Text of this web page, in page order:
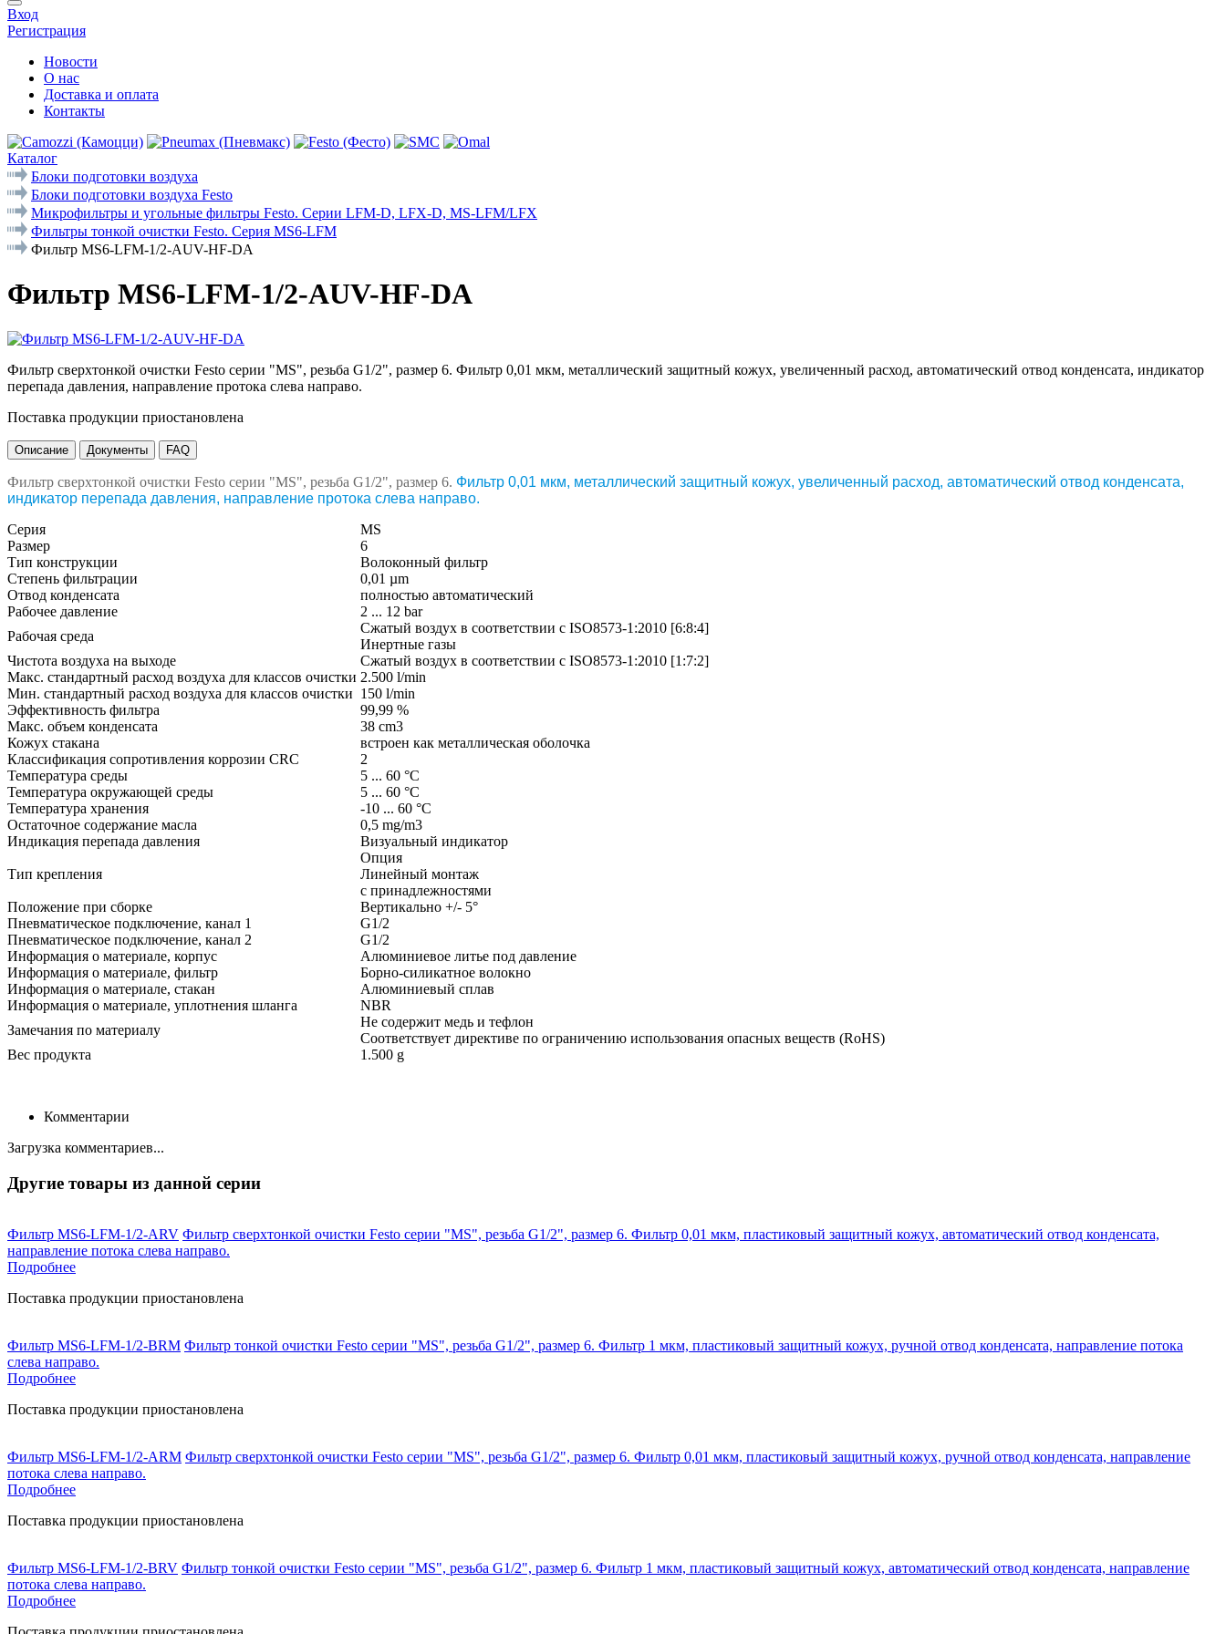
Вход
Регистрация
Новости
О нас
Доставка и оплата
Контакты
Каталог
Блоки подготовки воздуха
Блоки подготовки воздуха Festo
Микрофильтры и угольные фильтры Festo. Cерии LFM-D, LFX-D, MS-LFM/LFX
Фильтры тонкой очистки Festo. Серия MS6-LFM
Фильтр MS6-LFM-1/2-AUV-HF-DA
Фильтр MS6-LFM-1/2-AUV-HF-DA
Фильтр сверхтонкой очистки Festo серии "MS", резьба G1/2", размер 6. Фильтр 0,01 мкм, металлический защитный кожух, увеличенный расход, автоматический отвод конденсата, индикатор
перепада давления, направление протока слева направо.
Поставка продукции приостановлена
Описание Документы FAQ
Фильтр сверхтонкой очистки Festo серии "MS", резьба G1/2", размер 6. Фильтр 0,01 мкм, металлический защитный кожух, увеличенный расход, автоматический отвод конденсата,
индикатор перепада давления, направление протока слева направо.
Серия
MS
Размер
6
Тип конструкции
Волоконный фильтр
Степень фильтрации
0,01 µm
Отвод конденсата
полностью автоматический
Рабочее давление
2 ... 12 bar
Рабочая среда
Сжатый воздух в соответствии с ISO8573-1:2010 [6:8:4]
Инертные газы
Чистота воздуха на выходе
Сжатый воздух в соответствии с ISO8573-1:2010 [1:7:2]
Макс. стандартный расход воздуха для классов очистки 2.500 l/min
Мин. стандартный расход воздуха для классов очистки 150 l/min
Эффективность фильтра
99,99 %
Макс. объем конденсата
38 cm3
Кожух стакана
встроен как металлическая оболочка
Классификация сопротивления коррозии CRC
2
Температура среды
5 ... 60 °C
Температура окружающей среды
5 ... 60 °C
Температура хранения
-10 ... 60 °C
Остаточное содержание масла
0,5 mg/m3
Индикация перепада давления
Визуальный индикатор
Тип крепления
Опция
Линейный монтаж
с принадлежностями
Положение при сборке
Вертикально +/- 5°
Пневматическое подключение, канал 1
G1/2
Пневматическое подключение, канал 2
G1/2
Информация о материале, корпус
Алюминиевое литье под давление
Информация о материале, фильтр
Борно-силикатное волокно
Информация о материале, стакан
Алюминиевый сплав
Информация о материале, уплотнения шланга
NBR
Замечания по материалу
Не содержит медь и тефлон
Соответствует директиве по ограничению использования опасных веществ (RoHS)
Вес продукта
1.500 g
Комментарии
Загрузка комментариев...
Другие товары из данной серии
Фильтр MS6-LFM-1/2-ARV Фильтр сверхтонкой очистки Festo серии "MS", резьба G1/2", размер 6. Фильтр 0,01 мкм, пластиковый защитный кожух, автоматический отвод конденсата,
направление потока слева направо.
Подробнее
Поставка продукции приостановлена
Фильтр MS6-LFM-1/2-BRM Фильтр тонкой очистки Festo серии "MS", резьба G1/2", размер 6. Фильтр 1 мкм, пластиковый защитный кожух, ручной отвод конденсата, направление потока
слева направо.
Подробнее
Поставка продукции приостановлена
Фильтр MS6-LFM-1/2-ARM Фильтр сверхтонкой очистки Festo серии "MS", резьба G1/2", размер 6. Фильтр 0,01 мкм, пластиковый защитный кожух, ручной отвод конденсата, направление
потока слева направо.
Подробнее
Поставка продукции приостановлена
Фильтр MS6-LFM-1/2-BRV Фильтр тонкой очистки Festo серии "MS", резьба G1/2", размер 6. Фильтр 1 мкм, пластиковый защитный кожух, автоматический отвод конденсата, направление
потока слева направо.
Подробнее